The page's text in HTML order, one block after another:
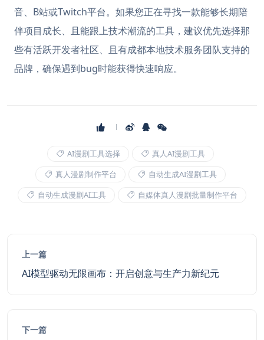
音、B站或Twitch平台。如果您正在寻找一款能够长期陪
伴项目成长、且能跟上技术潮流的工具，建议优先选择那
些有活跃开发者社区、且有成都本地技术服务团队支持的
品牌，确保遇到bug时能获得快速响应。
AI漫剧工具选择
真人AI漫剧工具
真人漫剧制作平台
自动生成AI漫剧工具
自动生成漫剧AI工具
自媒体真人漫剧批量制作平台
上一篇
AI模型驱动无限画布：开启创意与生产力新纪元
下一篇